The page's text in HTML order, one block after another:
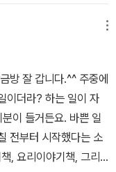
(199
리는 두레춤《외톨이
, 시공주니어, 2007.9.1
(1957
스타인 글·그림/지혜연
벌)#UncleShelbys
#ShelSilverstein
연주도 했다. 잊을 수
품을 다 읽어보지도
.오늘은 늦은 아침을
절판되어 나오지 않는
. 나도 헌 책으로 하나
름답게 사랑한 그녀의
의 이웃들 하녀와 머슴
렌은 ‘사라진 나라‘라
삼중당 문고 또한 40대
말라하는 가족이었지
내 부러움의 추억이다.
랑의 고아 라스무스>
는 제목으로 나와 있다.
도 전에 어린 시절 독
아원을 탈출하고, 남의
가 나눠주는 우유와 거
낌까지도 생생하다.(지
방 잘 갑니다.^^ 주중에
이더라? 하는 일이 자
이 들거든요. 바쁜 일
전부터 시작했다는 소
, 요리이야기책, 그리